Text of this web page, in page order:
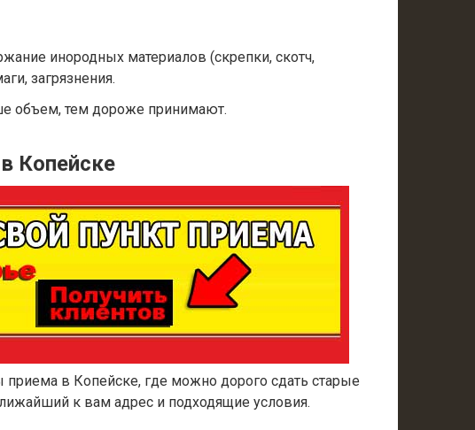
инородных материалов (скрепки, скотч,
загрязнения.
объем, тем дороже принимают.
Копейске
приема в Копейске, где можно дорого сдать старые
к вам адрес и подходящие условия.